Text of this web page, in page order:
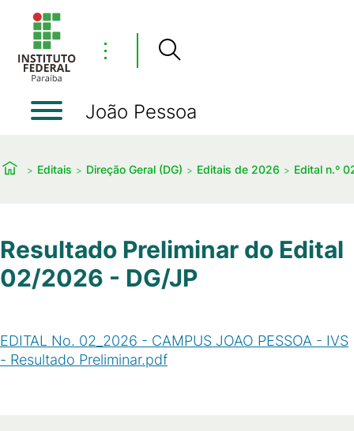
⋮
João Pessoa
Editais Direção Geral (DG) Editais de 2026 Edital n.º
Resultado Preliminar do Edital
02/2026 - DG/JP
EDITAL No. 02_2026 - CAMPUS JOAO PESSOA - IVS
- Resultado Preliminar.pdf